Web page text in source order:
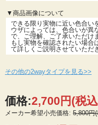
▼商品画像について
できる限り実物に近い色合い
ウザによっては、色合いが異
で、ご理解、ご了承いただけ
もし実物を確認されたい場合
て詳しくご説明させていただ
その他の2wayタイプを見る>>
価格:2,700円(税
メーカー希望小売価格: 5,800円